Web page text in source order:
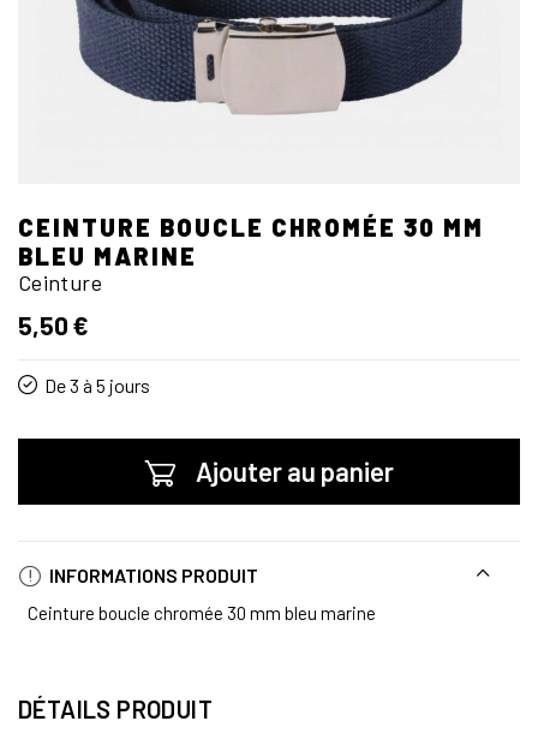
CEINTURE BOUCLE CHROMÉE 30 MM
BLEU MARINE
Ceinture
5,50 €
De 3 à 5 jours
Ajouter au panier
INFORMATIONS PRODUIT
Ceinture boucle chromée 30 mm bleu marine
DÉTAILS PRODUIT